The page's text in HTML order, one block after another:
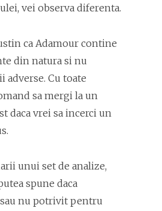
vei observa diferenta.
ca Adamour contine
din natura si nu
adverse. Cu toate
sa mergi la un
daca vrei sa incerci un
unui set de analize,
spune daca
nu potrivit pentru